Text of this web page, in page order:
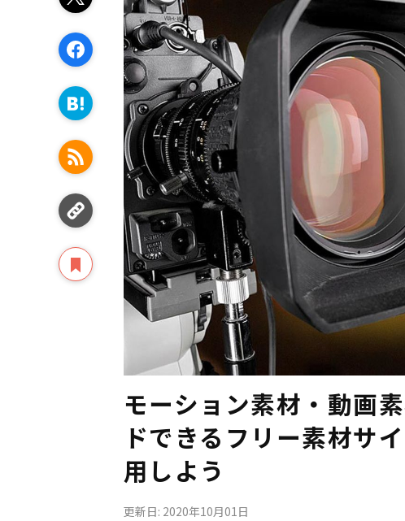
モーション素材・動画
ドできるフリー素材サ
用しよう
更新日: 2020年10月01日